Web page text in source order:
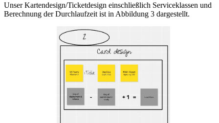
Unser Kartendesign/Ticketdesign einschließlich Serviceklassen und
Berechnung der Durchlaufzeit ist in Abbildung 3 dargestellt.